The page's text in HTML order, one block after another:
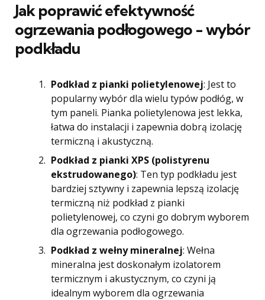
Jak poprawić efektywność
ogrzewania podłogowego - wybór
podkładu
Podkład z pianki polietylenowej: Jest to
popularny wybór dla wielu typów podłóg, w
tym paneli. Pianka polietylenowa jest lekka,
łatwa do instalacji i zapewnia dobrą izolację
termiczną i akustyczną.
Podkład z pianki XPS (polistyrenu
ekstrudowanego): Ten typ podkładu jest
bardziej sztywny i zapewnia lepszą izolację
termiczną niż podkład z pianki
polietylenowej, co czyni go dobrym wyborem
dla ogrzewania podłogowego.
Podkład z wełny mineralnej: Wełna
mineralna jest doskonałym izolatorem
termicznym i akustycznym, co czyni ją
idealnym wyborem dla ogrzewania